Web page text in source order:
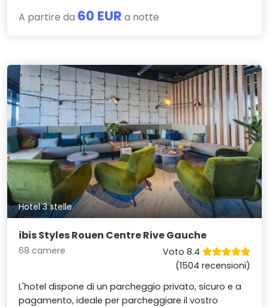
A partire da 60 EUR a notte
Hotel 3 stelle
ibis Styles Rouen Centre Rive Gauche
68 camere
Voto 8.4
(1504 recensioni)
L'hotel dispone di un parcheggio privato, sicuro e a
pagamento, ideale per parcheggiare il vostro